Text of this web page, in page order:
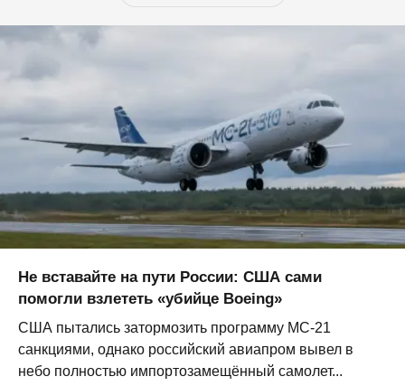
Не вставайте на пути России: США сами
помогли взлететь «убийце Boeing»
США пытались затормозить программу МС-21
санкциями, однако российский авиапром вывел в
небо полностью импортозамещённый самолет...